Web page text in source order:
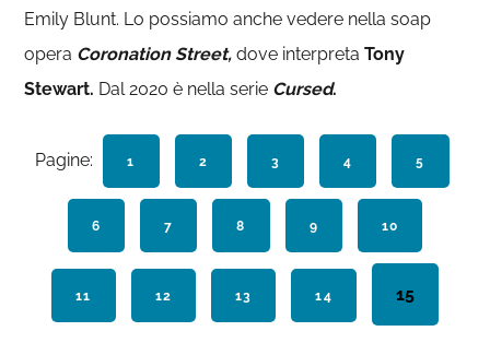
Emily Blunt. Lo possiamo anche vedere nella soap
opera Coronation Street,dove interpretaTony
Stewart. Dal 2020 è nella serie Cursed.
Pagine: PAGINA
1 PAGINA
2 PAGINA
3 PAGINA
4 PAGINA
5
PAGINA
6 PAGINA
7 PAGINA
8 PAGINA
9 PAGINA
10
PAGINA
11 PAGINA
12 PAGINA
13 PAGINA
14 Pagina
15